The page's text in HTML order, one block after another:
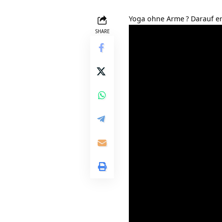
SHARE
Yoga ohne Arme? Darauf